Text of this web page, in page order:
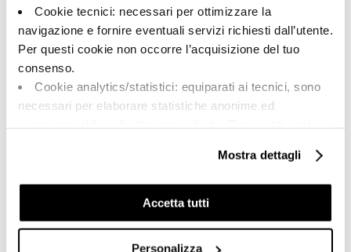
Cookie tecnici: necessari per ottimizzare la
navigazione e fornire eventuali servizi richiesti dall’utente.
Per questi cookie non occorre l’acquisizione del tuo
consenso.
Cookie analytics/statistici: equiparati ai tecnici, sono
necessari per elaborare statistiche anonime ed
Cookie di profilazione/marketing: sono utilizzati, solo
previo tuo consenso, per esaminare le tue abitudini di
navigazione e mostrarti quindi avvisi pubblicitari mirati, in
linea con le tue preferenze.
Mostra dettagli
Accetta tutti
Personalizza
ZERTIFIZIERUNG
KOLLECTIONEN